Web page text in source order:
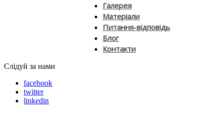
Галерея
Матеріали
Питання-відповідь
Блог
Контакти
Слідуй за нами
facebook
twitter
linkedin